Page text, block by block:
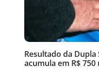
Resultado da Dupla
acumula em R$ 750